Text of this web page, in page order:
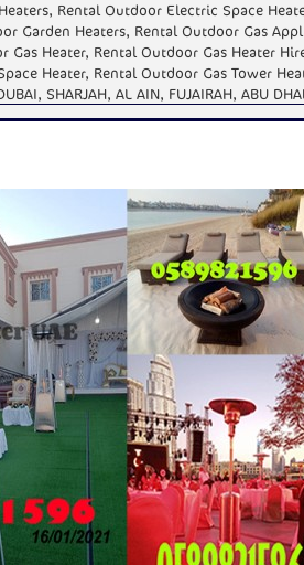
Rental Outdoor Electric Space
Garden Heaters, Rental Outdoor Gas
Gas Heater, Rental Outdoor Gas Heater
Heater, Rental Outdoor Gas Tower
SHARJAH, AL AIN, FUJAIRAH, ABU